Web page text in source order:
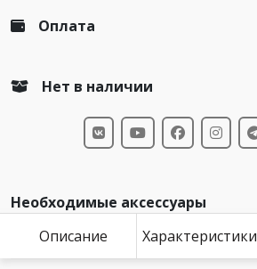
Оплата
Нет в наличии
Необходимые аксессуары
Описание
Характеристики